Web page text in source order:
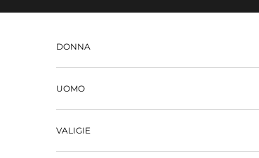
DONNA
UOMO
VALIGIE